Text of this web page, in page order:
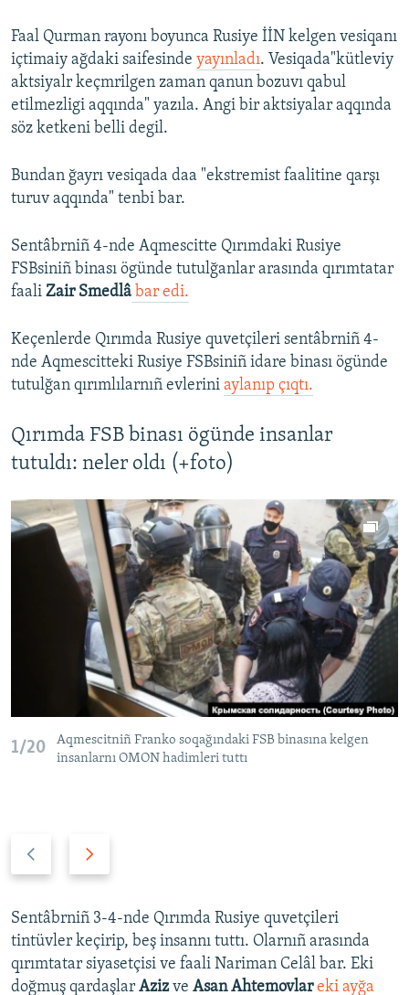
RFE/RS bütün saytları
Faal Qurman rayonı boyunca Rusiye İİN kelgen vesiqanı
içtimaiy ağdaki saifesinde yayınladı. Vesiqada"kütleviy
aktsiyalr keçmrilgen zaman qanun bozuvı qabul
etilmezligi aqqında" yazıla. Angi bir aktsiyalar aqqında
söz ketkeni belli degil.
Bundan ğayrı vesiqada daa "ekstremist faalitine qarşı
turuv aqqında" tenbi bar.
Sentâbrniñ 4-nde Aqmescitte Qırımdaki Rusiye
FSBsiniñ binası ögünde tutulğanlar arasında qırımtatar
faali Zair Smedlâ bar edi.
Keçenlerde Qırımda Rusiye quvetçileri sentâbrniñ 4-
nde Aqmescitteki Rusiye FSBsiniñ idare binası ögünde
tutulğan qırımlılarnıñ evlerini aylanıp çıqtı.
Qırımda FSB binası ögünde insanlar
tutuldı: neler oldı (+foto)
1/20
Aqmescitniñ Franko soqağındaki FSB binasına kelgen
insanlarnı OMON hadimleri tuttı
v
i
o
u
t
s
l
i
Sentâbrniñ 3-4-nde Qırımda Rusiye quvetçileri
tintüvler keçirip, beş insannı tuttı. Olarnıñ arasında
qırımtatar siyasetçisi ve faali Nariman Celâl bar. Eki
doğmuş qardaşlar Azizve Asan Ahtemovlar eki ayğa